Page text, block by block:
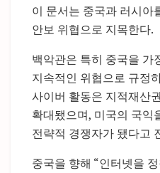
이 문서는 중국과 러시아
안보 위협으로 지목한다.
백악관은 특히 중국을 가
지속적인 위협으로 규정
사이버 활동은 지적재산
확대됐으며, 미국의 국익
전략적 경쟁자가 됐다고
중국을 향해 “인터넷을